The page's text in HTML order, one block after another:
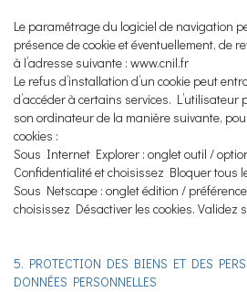
Le paramétrage du logiciel de navigation
présence de cookie et éventuellement, de
à l’adresse suivante : www.cnil.fr
Le refus d’installation d’un cookie peut
d’accéder à certains services.
son ordinateur de la manière suivante,
cookies :
Sous Internet Explorer : onglet outil /
Confidentialité et choisissez Bloquer tous
Sous Netscape : onglet édition /
choisissez Désactiver les cookies. Validez
5. PROTECTION DES BIENS ET DES
DONNÉES PERSONNELLES